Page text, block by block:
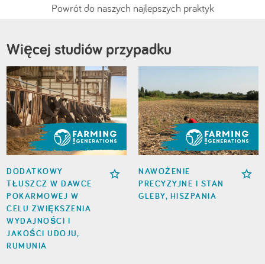
Powrót do naszych najlepszych praktyk
Więcej studiów przypadku
DODATKOWY
TŁUSZCZ W DAWCE
POKARMOWEJ W
CELU ZWIĘKSZENIA
WYDAJNOŚCI I
JAKOŚCI UDOJU,
RUMUNIA
NAWOŻENIE
PRECYZYJNE I STAN
GLEBY, HISZPANIA